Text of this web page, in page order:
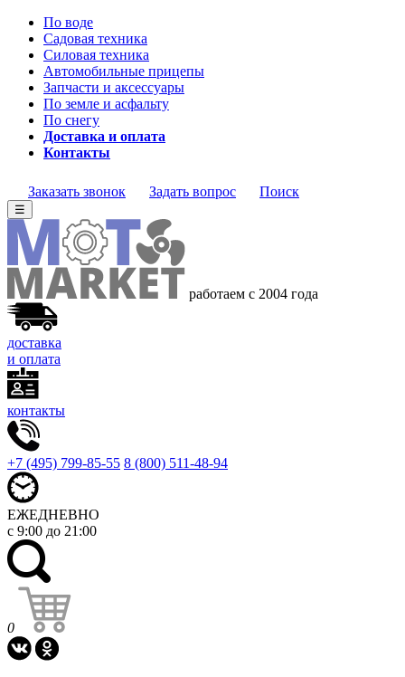
По воде
Садовая техника
Силовая техника
Автомобильные прицепы
Запчасти и аксессуары
По земле и асфальту
По снегу
Доставка и оплата
Контакты
Заказать звонок Задать вопрос Поиск
☰
работаем с 2004 года
доставка
и оплата
контакты
+7 (495) 799-85-55 8 (800) 511-48-94
ЕЖЕДНЕВНО
с 9:00 до 21:00
0